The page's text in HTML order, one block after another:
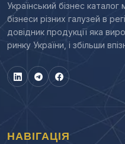
Український бізнес
бізнеси різних галузей в
довідник продукції яка
ринку України, і збільши
НАВІГАЦІЯ